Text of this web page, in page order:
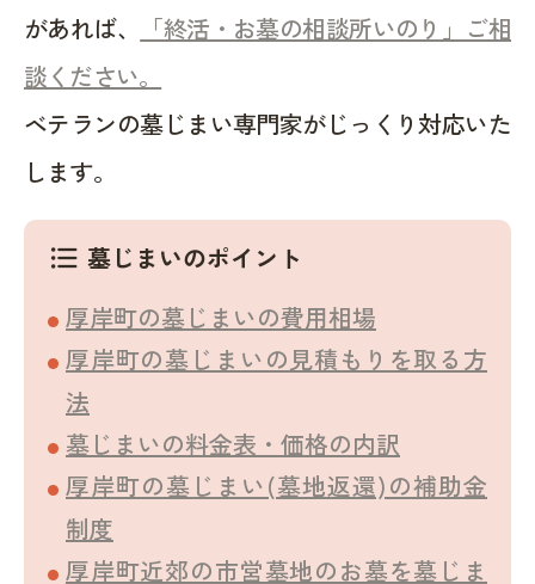
があれば、
「終活・お墓の相談所いのり」ご相
談ください。
ベテランの墓じまい専門家がじっくり対応いた
します。
format_list_bulleted 墓じまいのポイント
厚岸町の墓じまいの費用相場
厚岸町の墓じまいの見積もりを取る方
法
墓じまいの料金表・価格の内訳
厚岸町の墓じまい(墓地返還)の補助金
制度
厚岸町近郊の市営墓地のお墓を墓じま